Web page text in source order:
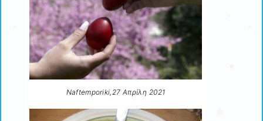
Naftemporiki,27 Aπρίλη 2021